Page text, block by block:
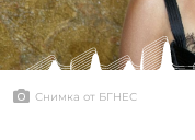
Снимка от БГНЕС